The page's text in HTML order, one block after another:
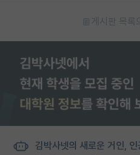
게시판 목록
김박사넷의 새로운 거인,